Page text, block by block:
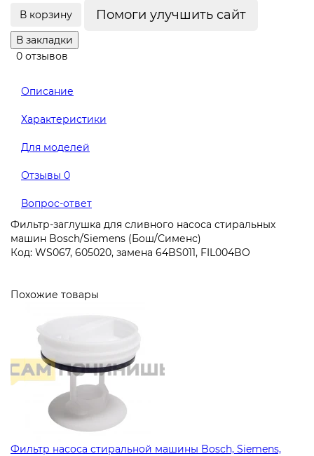
В корзину Помоги улучшить сайт
В закладки
0 отзывов
Описание
Характеристики
Для моделей
Отзывы 0
Вопрос-ответ
Фильтр-заглушка для сливного насоса стиральных
машин Bosch/Siemens (Бош/Сименс)
Код: WS067, 605020, замена 64BS011, FIL004BO
Похожие товары
Фильтр насоса стиральной машины Bosch, Siemens,